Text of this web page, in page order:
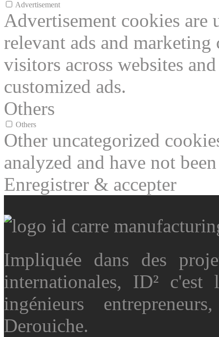
Advertisement
Advertisement cookies
relevant ads and
visitors across websites
customized ads.
Others
Others
Other uncategorized
analyzed and have not
Enregistrer & accepter
Impliquée dans des
internationales, ID²
ingénieurs
Derouiche.